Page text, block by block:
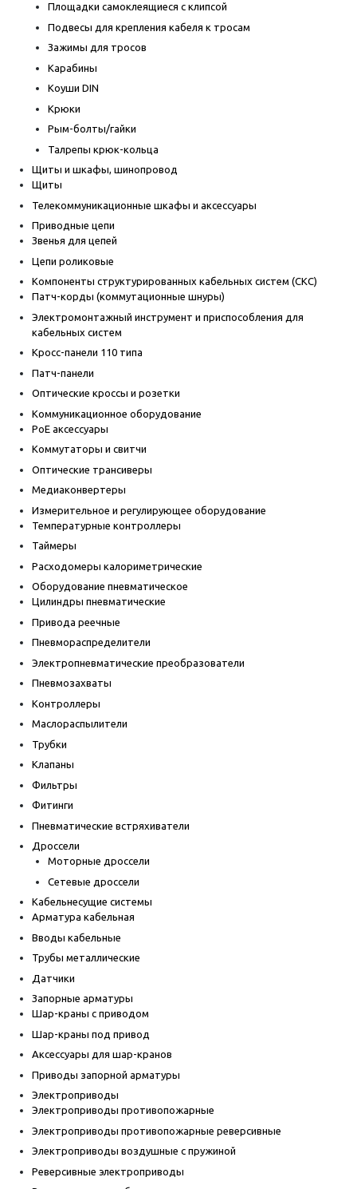
Площадки самоклеящиеся с клипсой
Подвесы для крепления кабеля к тросам
Зажимы для тросов
Карабины
Коуши DIN
Крюки
Рым-болты/гайки
Талрепы крюк-кольца
Щиты и шкафы, шинопровод
Щиты
Телекоммуникационные шкафы и аксессуары
Приводные цепи
Звенья для цепей
Цепи роликовые
Компоненты структурированных кабельных систем (СКС)
Патч-корды (коммутационные шнуры)
Электромонтажный инструмент и приспособления для
кабельных систем
Кросс-панели 110 типа
Патч-панели
Оптические кроссы и розетки
Коммуникационное оборудование
PoE аксессуары
Коммутаторы и свитчи
Оптические трансиверы
Медиаконвертеры
Измерительное и регулирующее оборудование
Температурные контроллеры
Таймеры
Расходомеры калориметрические
Оборудование пневматическое
Цилиндры пневматические
Привода реечные
Пневмораспределители
Электропневматические преобразователи
Пневмозахваты
Контроллеры
Маслораспылители
Трубки
Клапаны
Фильтры
Фитинги
Пневматические встряхиватели
Дроссели
Моторные дроссели
Сетевые дроссели
Кабельнесущие системы
Арматура кабельная
Вводы кабельные
Трубы металлические
Датчики
Запорные арматуры
Шар-краны с приводом
Шар-краны под привод
Аксессуары для шар-кранов
Приводы запорной арматуры
Электроприводы
Электроприводы противопожарные
Электроприводы противопожарные реверсивные
Электроприводы воздушные с пружиной
Реверсивные электроприводы